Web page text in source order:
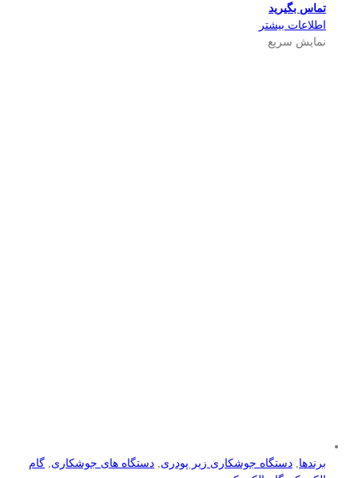
تماس بگیرید
اطلاعات بیشتر
نمایش سریع
برندها دستگاه جوشکاری زیر پودری دستگاه های جوشکاری گام